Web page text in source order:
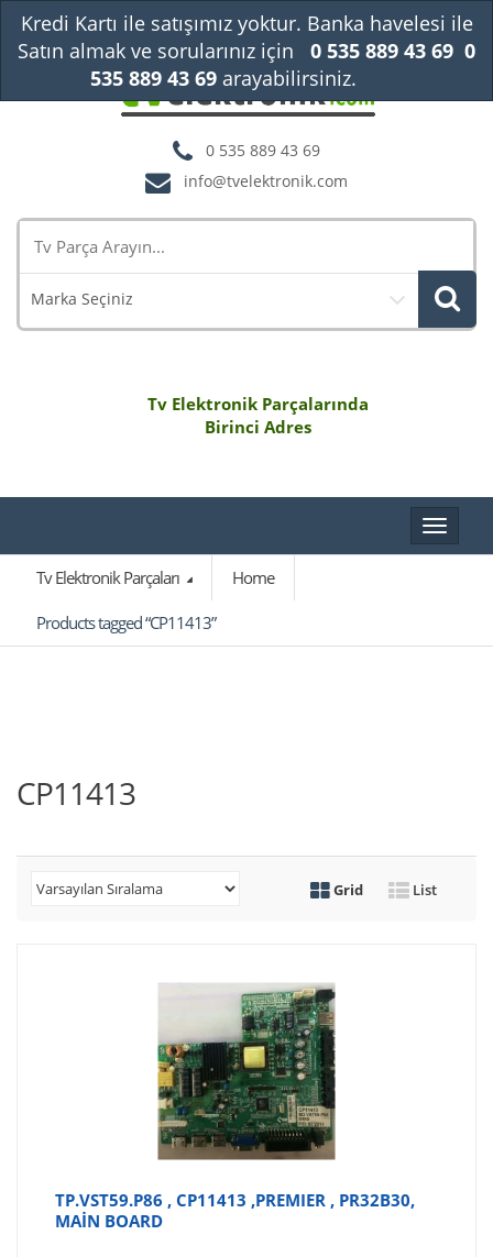
0 535 889 43 69
info@tvelektronik.com
Marka Seçiniz
Tv Elektronik Parçalarında
Birinci Adres
Toggle
Tv Elektronik Parçaları
Home
Products tagged “CP11413”
CP11413
Grid List
TP.VST59.P86 , CP11413 ,PREMIER , PR32B30,
MAİN BOARD
Kredi Kartı ile satışımız yoktur. Banka havelesi ile
Satın almak ve sorularınız için
0 535 889 43 69 0
535 889 43 69arayabilirsiniz.